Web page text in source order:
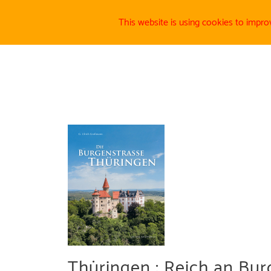
This website is using cookies to